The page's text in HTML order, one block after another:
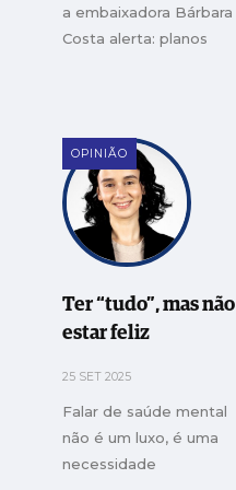
a embaixadora Bárbara
Costa alerta: planos
OPINIÃO
Ter “tudo”, mas não
estar feliz
25 SET 2025
Falar de saúde mental
não é um luxo, é uma
necessidade